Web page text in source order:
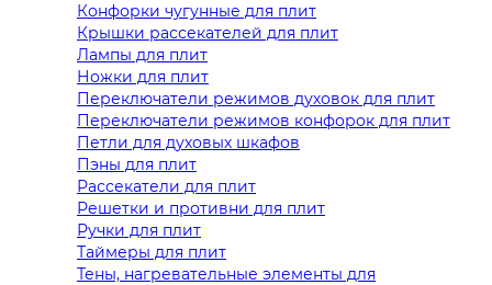
Конфорки чугунные для плит
Крышки рассекателей для плит
Лампы для плит
Ножки для плит
Переключатели режимов духовок для плит
Переключатели режимов конфорок для плит
Петли для духовых шкафов
Пэны для плит
Рассекатели для плит
Решетки и противни для плит
Ручки для плит
Таймеры для плит
Тены, нагревательные элементы для